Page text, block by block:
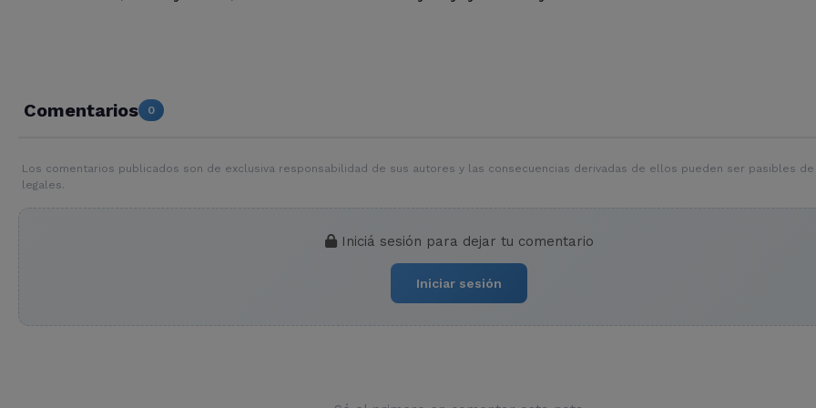
Comentarios 0
Los comentarios publicados son de exclusiva responsabilidad de sus autores y las consecuencias derivadas de ellos pueden ser pasibles de
legales.
Iniciá sesión para dejar tu comentario
Iniciar sesión